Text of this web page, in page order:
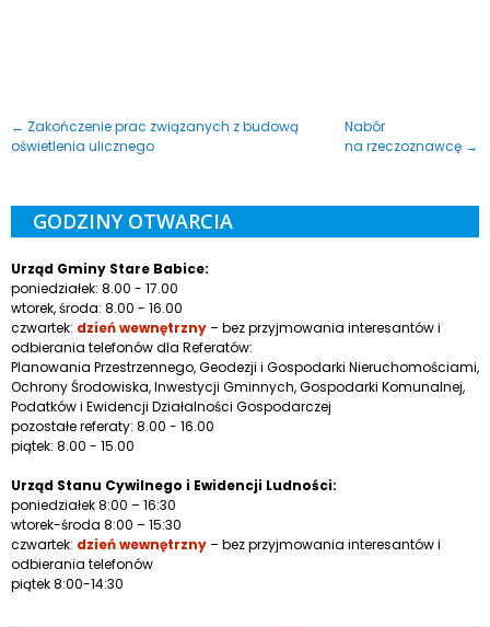
← Zakończenie prac związanych z budową
oświetlenia ulicznego
Nabór
na rzeczoznawcę →
GODZINY OTWARCIA
Urząd Gminy Stare Babice:
poniedziałek: 8.00 - 17.00
wtorek, środa: 8.00 - 16.00
czwartek: dzień wewnętrzny– bez przyjmowania interesantów i
odbierania telefonów dla Referatów:
Planowania Przestrzennego, Geodezji i Gospodarki Nieruchomościami,
Ochrony Środowiska, Inwestycji Gminnych, Gospodarki Komunalnej,
Podatków i Ewidencji Działalności Gospodarczej
pozostałe referaty: 8.00 - 16.00
piątek: 8.00 - 15.00
Urząd Stanu Cywilnego i Ewidencji Ludności:
poniedziałek 8:00 – 16:30
wtorek-środa 8:00 – 15:30
czwartek: dzień wewnętrzny– bez przyjmowania interesantów i
odbierania telefonów
piątek 8:00-14:30